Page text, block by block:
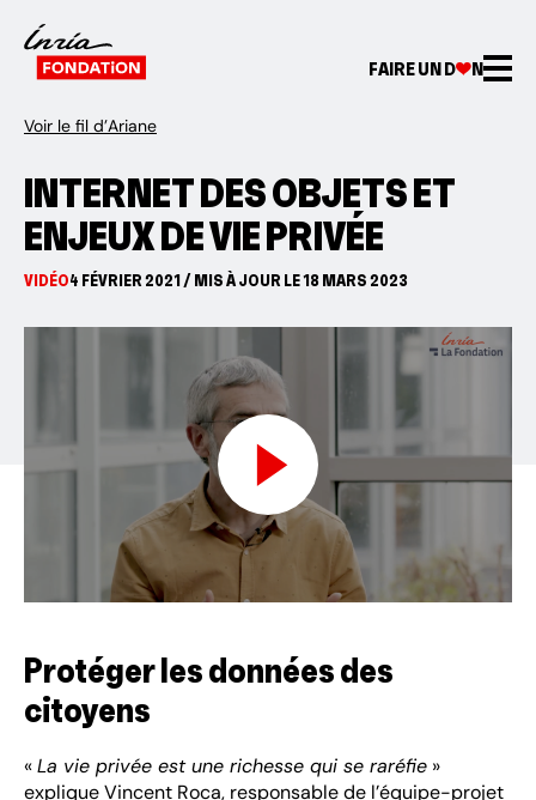
FAIRE UN D N
Voir le fil d’Ariane
INTERNET DES OBJETS ET
ENJEUX DE VIE PRIVÉE
VIDÉO4 FÉVRIER 2021 / MIS À JOUR LE 18 MARS 2023
Protéger les données des
citoyens
«La vie privée est une richesse qui se raréfie »
explique Vincent Roca, responsable de l’équipe-projet